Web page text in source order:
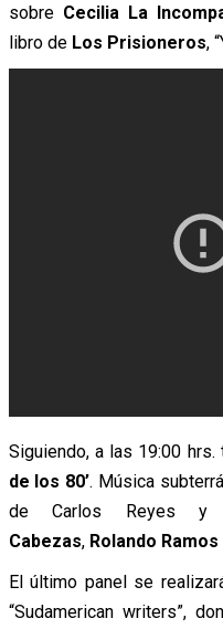
sobre Cecilia La
libro deLos Prisioneros,
Siguiendo, a las 19:00 hrs.
de los 80’. Música
de Carlos Reyes
Cabezas,Rolando Ramos
El último panel se
“Sudamerican writers”,